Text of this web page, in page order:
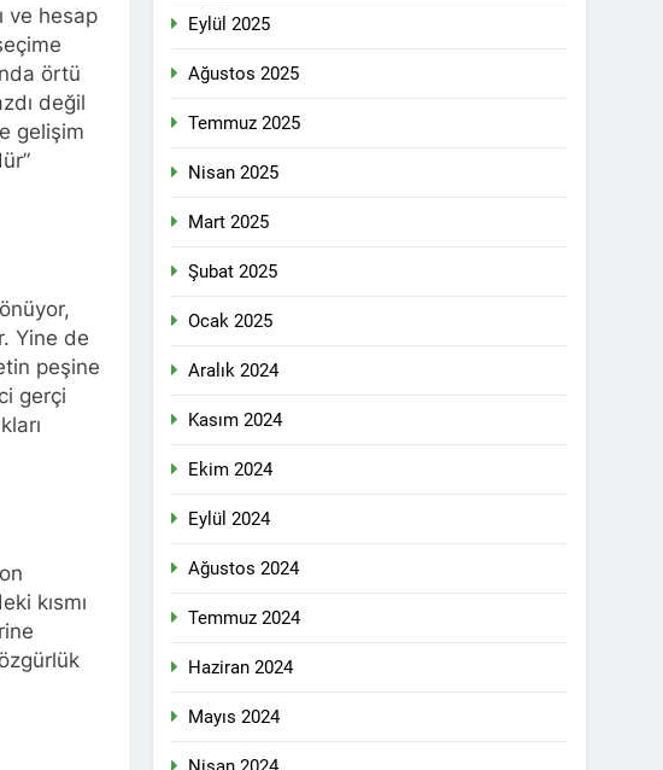
Batun’un konuğu oldu.
Kürtler ve Yeni Dönem Stratejileri” üzerine bir
Bottrop kendinden sonra, Hamburg kentinde de
devam etti.
HAK-PAR Mardin ili Kızıltepe ilçe kongresi yapıldı.
PAR Parti Meclisi 12 Nisan 2025 tarihinde Ankara
açıklamayı kamuoyu ile paylaşmayı kararlaştırdı.
1 Yıl Ago
TESLİM EDİLDİĞİ ADİL BİR DÜZEN UMUDUMUZU
Andılar: Halepçe Soykırımının Yaraları,
kolektif haklarını içermiyor.
kutladı
‘PKK’ nin feshi en başta Kürt halkının yararına
ve hesap
örtü
değil
gelişim
Yine de
peşine
gerçi
kısmı
Eylül 2025
Ağustos 2025
Temmuz 2025
Nisan 2025
Mart 2025
Şubat 2025
Ocak 2025
Aralık 2024
Kasım 2024
Ekim 2024
Eylül 2024
Ağustos 2024
Temmuz 2024
Haziran 2024
Mayıs 2024